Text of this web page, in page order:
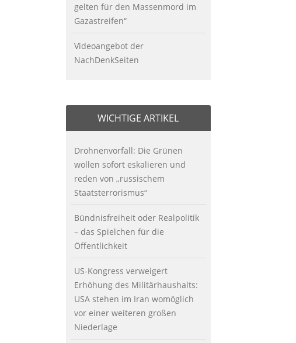
gelten für den Massenmord im
Gazastreifen“
Videoangebot der
NachDenkSeiten
WICHTIGE ARTIKEL
Drohnenvorfall: Die Grünen
wollen sofort eskalieren und
reden von „russischem
Staatsterrorismus“
Bündnisfreiheit oder Realpolitik
– das Spielchen für die
Öffentlichkeit
US-Kongress verweigert
Erhöhung des Militärhaushalts:
USA stehen im Iran womöglich
vor einer weiteren großen
Niederlage